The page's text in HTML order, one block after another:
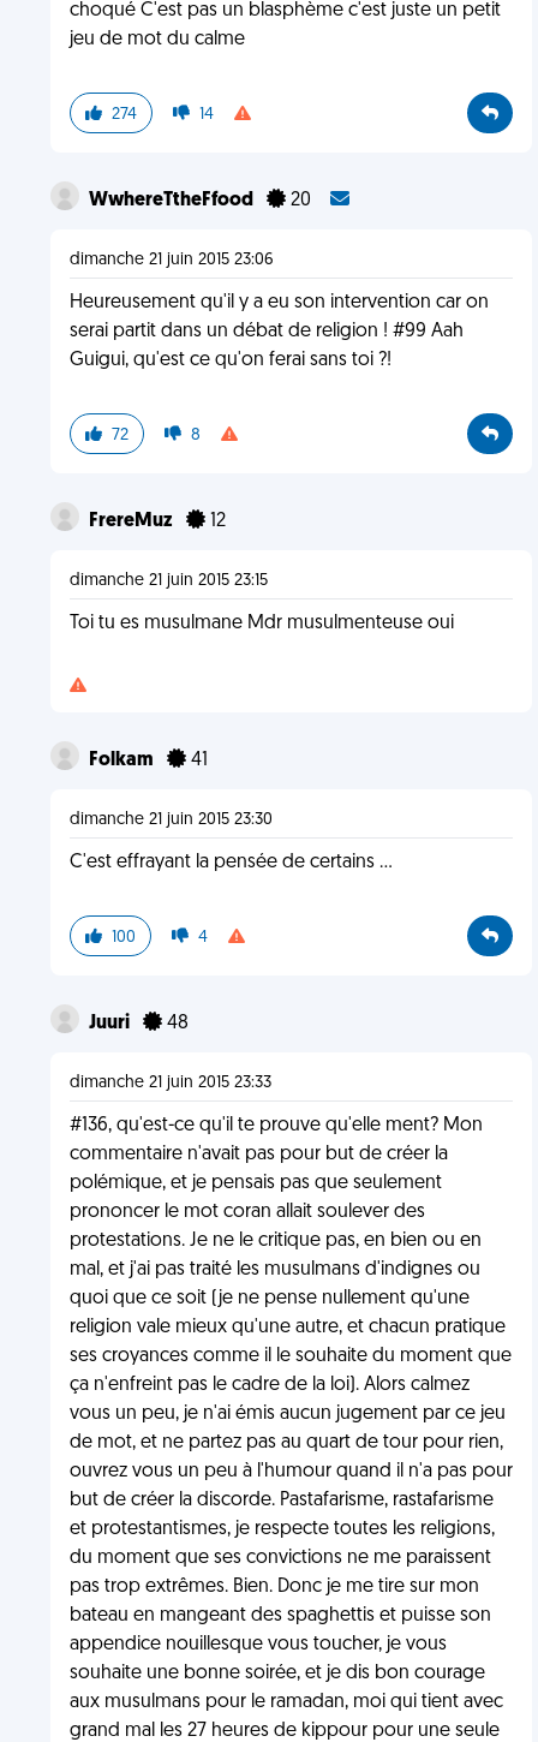
choqué C'est pas un blasphème c'est juste un petit
jeu de mot du calme
274 14
WwhereTtheFfood 20
dimanche 21 juin 2015 23:06
Heureusement qu'il y a eu son intervention car on
serai partit dans un débat de religion ! #99 Aah
Guigui, qu'est ce qu'on ferai sans toi ?!
72 8
FrereMuz 12
dimanche 21 juin 2015 23:15
Toi tu es musulmane Mdr musulmenteuse oui
Folkam 41
dimanche 21 juin 2015 23:30
C'est effrayant la pensée de certains ...
100 4
Juuri 48
dimanche 21 juin 2015 23:33
#136, qu'est-ce qu'il te prouve qu'elle ment? Mon
commentaire n'avait pas pour but de créer la
polémique, et je pensais pas que seulement
prononcer le mot coran allait soulever des
protestations. Je ne le critique pas, en bien ou en
mal, et j'ai pas traité les musulmans d'indignes ou
quoi que ce soit (je ne pense nullement qu'une
religion vale mieux qu'une autre, et chacun pratique
ses croyances comme il le souhaite du moment que
ça n'enfreint pas le cadre de la loi). Alors calmez
vous un peu, je n'ai émis aucun jugement par ce jeu
de mot, et ne partez pas au quart de tour pour rien,
ouvrez vous un peu à l'humour quand il n'a pas pour
but de créer la discorde. Pastafarisme, rastafarisme
et protestantismes, je respecte toutes les religions,
du moment que ses convictions ne me paraissent
pas trop extrêmes. Bien. Donc je me tire sur mon
bateau en mangeant des spaghettis et puisse son
appendice nouillesque vous toucher, je vous
souhaite une bonne soirée, et je dis bon courage
aux musulmans pour le ramadan, moi qui tient avec
grand mal les 27 heures de kippour pour une seule